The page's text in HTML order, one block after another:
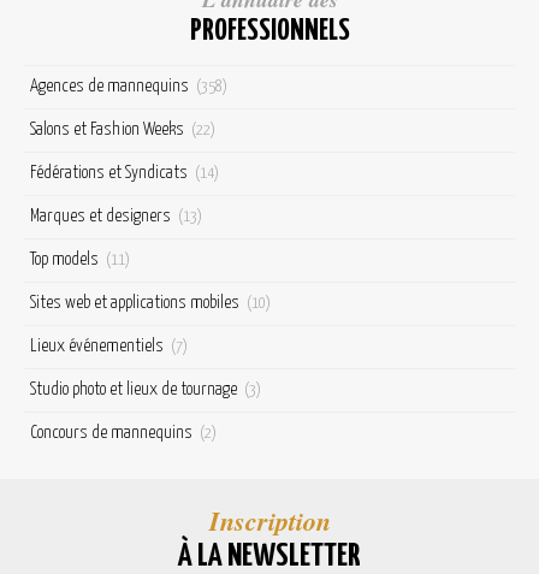
PROFESSIONNELS
Agences de mannequins (358)
Salons et Fashion Weeks (22)
Fédérations et Syndicats (14)
Marques et designers (13)
Top models (11)
Sites web et applications mobiles (10)
Lieux événementiels (7)
Studio photo et lieux de tournage (3)
Concours de mannequins (2)
Inscription
À LA NEWSLETTER